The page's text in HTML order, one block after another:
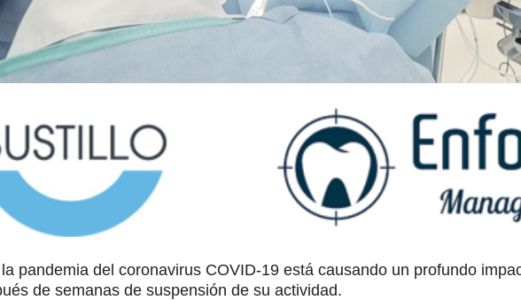
pandemia del coronavirus COVID-19 está causando un profundo
de semanas de suspensión de su actividad.